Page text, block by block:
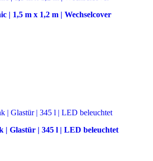
| 1,5 m x 1,2 m | Wechselcover
| Glastür | 345 l | LED beleuchtet